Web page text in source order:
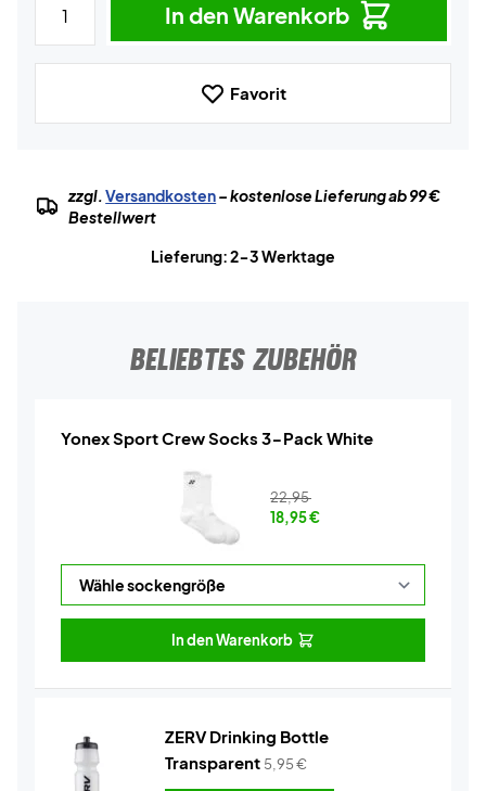
In den Warenkorb
Favorit
zzgl.Versandkosten– kostenlose Lieferung ab 99 €
Bestellwert
Lieferung: 2-3 Werktage
BELIEBTES ZUBEHÖR
Yonex Sport Crew Socks 3-Pack White
22,95
18,95€
In den Warenkorb
ZERV Drinking Bottle
Transparent 5,95€